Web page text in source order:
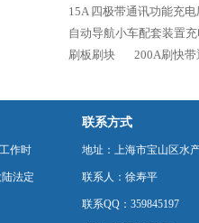
15A 四极带通讯功能充
自动导航小车配套装置
刷板刷块
200A刷快
作时
法定
联系方式
地址：上海市宝山区水
联系人：徐寿平
联系QQ：359845197